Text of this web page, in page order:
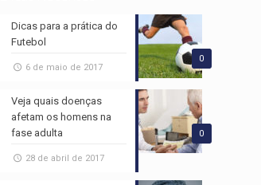
0
Dicas para a prática do
Futebol
6 de maio de 2017
0
Veja quais doenças
afetam os homens na
fase adulta
28 de abril de 2017